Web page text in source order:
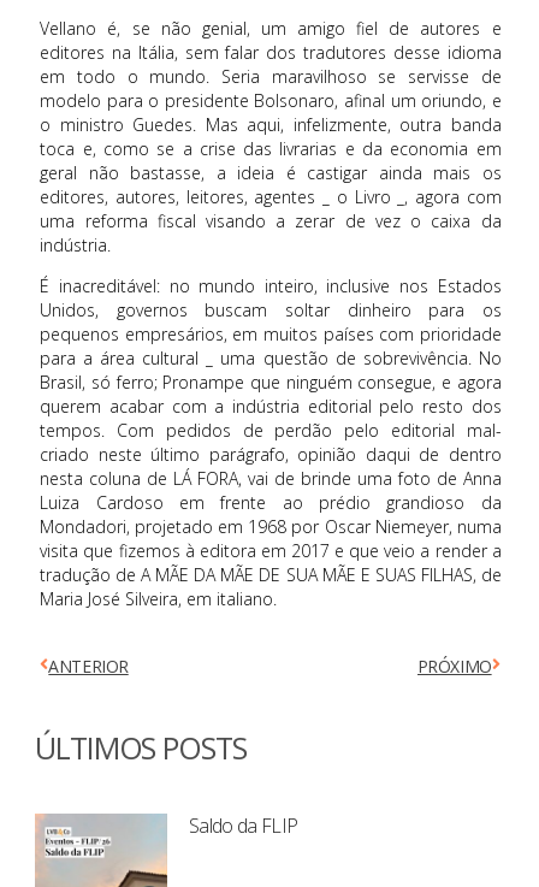
Vellano é, se não genial, um amigo fiel de autores e
editores na Itália, sem falar dos tradutores desse idioma
em todo o mundo. Seria maravilhoso se servisse de
modelo para o presidente Bolsonaro, afinal um oriundo, e
o ministro Guedes. Mas aqui, infelizmente, outra banda
toca e, como se a crise das livrarias e da economia em
geral não bastasse, a ideia é castigar ainda mais os
editores, autores, leitores, agentes _ o Livro _, agora com
uma reforma fiscal visando a zerar de vez o caixa da
indústria.
É inacreditável: no mundo inteiro, inclusive nos Estados
Unidos, governos buscam soltar dinheiro para os
pequenos empresários, em muitos países com prioridade
para a área cultural _ uma questão de sobrevivência. No
Brasil, só ferro; Pronampe que ninguém consegue, e agora
querem acabar com a indústria editorial pelo resto dos
tempos. Com pedidos de perdão pelo editorial mal-
criado neste último parágrafo, opinião daqui de dentro
nesta coluna de LÁ FORA, vai de brinde uma foto de Anna
Luiza Cardoso em frente ao prédio grandioso da
Mondadori, projetado em 1968 por Oscar Niemeyer, numa
visita que fizemos à editora em 2017 e que veio a render a
tradução de A MÃE DA MÃE DE SUA MÃE E SUAS FILHAS, de
Maria José Silveira, em italiano.
ANTERIOR PRÓXIMO
ÚLTIMOS POSTS
Saldo da FLIP